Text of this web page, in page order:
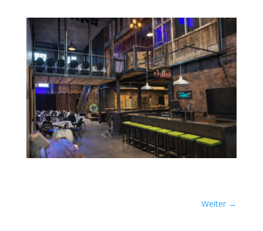
Weiter →